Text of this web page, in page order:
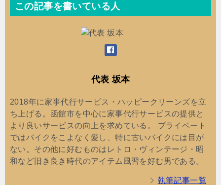
この記事を書いている人
代表 坂本
2018年に家事代行サービス・ハッピークリーンズを立
ち上げる。函館市を中心に家事代行サービスの提供と
より良いサービスの向上を求めている。 プライベート
ではバイクをこよなく愛し、特に古いバイクには目が
ない。その他に好むものはレトロ・ヴィンテージ・昭
和など旧き良き時代のアイテム風習を好む男である。
執筆記事一覧